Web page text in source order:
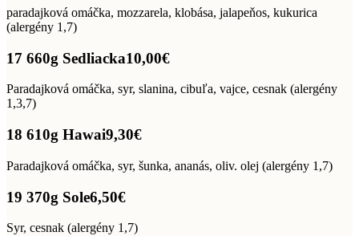
paradajková omáčka, mozzarela, klobása, jalapeňos, kukurica
(alergény 1,7)
17 660g Sedliacka10,00€
Paradajková omáčka, syr, slanina, cibuľa, vajce, cesnak (alergény
1,3,7)
18 610g Hawai9,30€
Paradajková omáčka, syr, šunka, ananás, oliv. olej (alergény 1,7)
19 370g Sole6,50€
Syr, cesnak (alergény 1,7)